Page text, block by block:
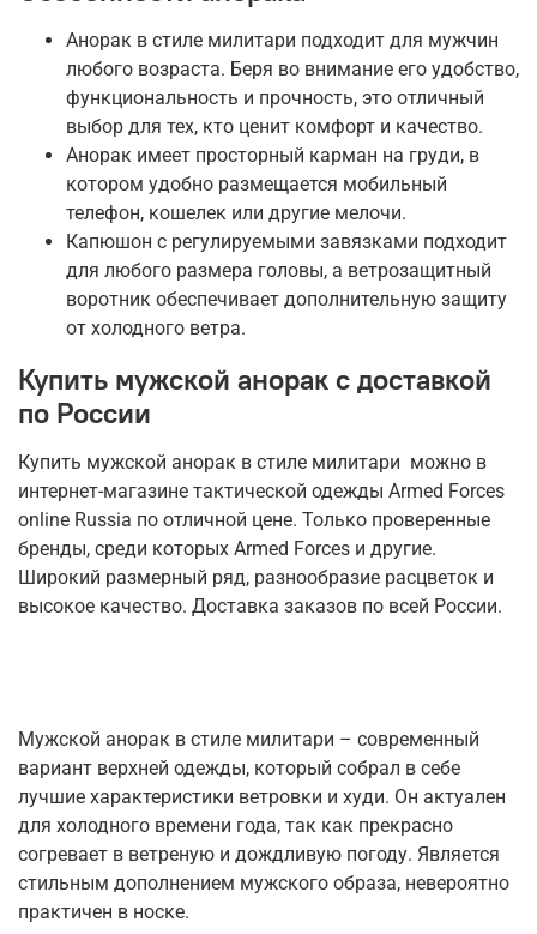
Анорак в стиле милитари подходит для мужчин
любого возраста. Беря во внимание его удобство,
функциональность и прочность, это отличный
выбор для тех, кто ценит комфорт и качество.
Анорак имеет просторный карман на груди, в
котором удобно размещается мобильный
телефон, кошелек или другие мелочи.
Капюшон с регулируемыми завязками подходит
для любого размера головы, а ветрозащитный
воротник обеспечивает дополнительную защиту
от холодного ветра.
Купить мужской анорак с доставкой
по России
Купить мужской анорак в стиле милитари можно в
интернет-магазине тактической одежды Armed Forces
online Russia по отличной цене. Только проверенные
бренды, среди которых Armed Forces и другие.
Широкий размерный ряд, разнообразие расцветок и
высокое качество. Доставка заказов по всей России.
Мужской анорак в стиле милитари – современный
вариант верхней одежды, который собрал в себе
лучшие характеристики ветровки и худи. Он актуален
для холодного времени года, так как прекрасно
согревает в ветреную и дождливую погоду. Является
стильным дополнением мужского образа, невероятно
практичен в носке.